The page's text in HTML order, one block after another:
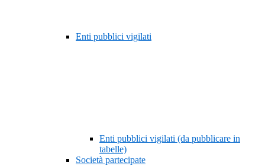
Enti pubblici vigilati
Enti pubblici vigilati (da pubblicare in
tabelle)
Società partecipate